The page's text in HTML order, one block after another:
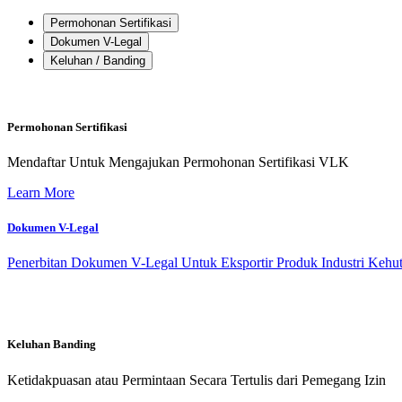
Permohonan Sertifikasi
Dokumen V-Legal
Keluhan / Banding
Permohonan Sertifikasi
Mendaftar Untuk Mengajukan Permohonan Sertifikasi VLK
Learn More
Dokumen V-Legal
Penerbitan Dokumen V-Legal Untuk Eksportir Produk Industri
Keluhan Banding
Ketidakpuasan atau Permintaan Secara Tertulis dari Pemegang Izin